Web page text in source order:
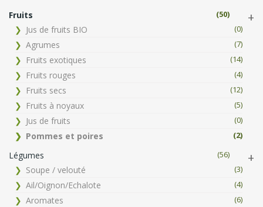
Fruits (50)
Jus de fruits BIO (0)
Agrumes (7)
Fruits exotiques (14)
Fruits rouges (4)
Fruits secs (12)
Fruits à noyaux (5)
Jus de fruits (0)
Pommes et poires (2)
Légumes (56)
Soupe / velouté (3)
Ail/Oignon/Echalote (4)
Aromates (6)